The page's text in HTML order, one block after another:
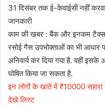
31 दिसंबर तक ई-केवाईसी नहीं
जानकारी
काम की खबर : बैंक और इनकम टैक्स
रसोई गैस उपभोक्ताओं का भी आधार
अनिवार्य कर दिया गया है. वहीं
घोषित किया जा सकता है.
इन लोगों के खाते में ₹10000 सहारा
देखे लिस्ट